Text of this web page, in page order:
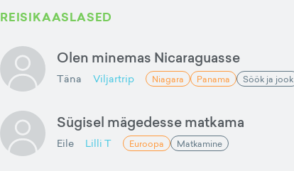
REISIKAASLASED
Olen minemas Nicaraguasse
Täna Viljartrip Niagara Panama Söök ja jook
Sügisel mägedesse matkama
Eile Lilli T Euroopa Matkamine